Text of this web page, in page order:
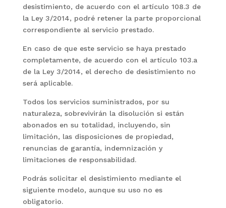
desistimiento, de acuerdo con el artículo 108.3 de
la Ley 3/2014, podré retener la parte proporcional
correspondiente al servicio prestado.
En caso de que este servicio se haya prestado
completamente, de acuerdo con el artículo 103.a
de la Ley 3/2014, el derecho de desistimiento no
será aplicable.
Todos los servicios suministrados, por su
naturaleza, sobrevivirán la disolución si están
abonados en su totalidad, incluyendo, sin
limitación, las disposiciones de propiedad,
renuncias de garantía, indemnización y
limitaciones de responsabilidad.
Podrás solicitar el desistimiento mediante el
siguiente modelo, aunque su uso no es
obligatorio.